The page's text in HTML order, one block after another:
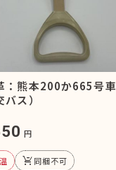
：熊本200か665号車
バス）
円
remove_shopping_cart同梱不可